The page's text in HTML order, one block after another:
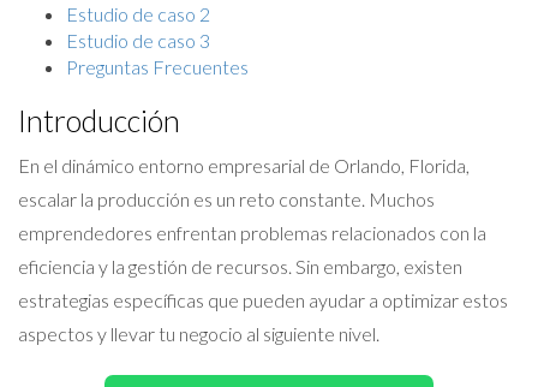
Estudio de caso 2
Estudio de caso 3
Preguntas Frecuentes
Introducción
En el dinámico entorno empresarial de Orlando, Florida,
escalar la producción es un reto constante. Muchos
emprendedores enfrentan problemas relacionados con la
eficiencia y la gestión de recursos. Sin embargo, existen
estrategias específicas que pueden ayudar a optimizar estos
aspectos y llevar tu negocio al siguiente nivel.